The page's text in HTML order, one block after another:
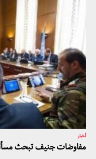
أخبار
مفاوضات جنيف تبحث مسألة